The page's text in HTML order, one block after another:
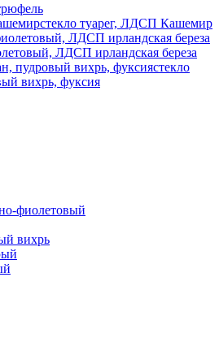
стекло туарег, ЛДСП Кашемир
ЛДСП ирландская береза
стекло
вихрь, фуксия
фиолетовый
вихрь